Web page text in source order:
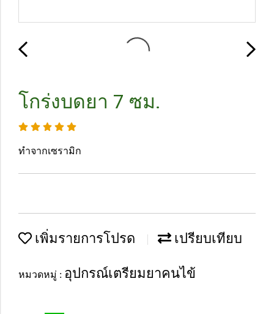
โกร่งบดยา 7 ซม.
ทำจากเซรามิก
เพิ่มรายการโปรด เปรียบเทียบ
หมวดหมู่ : อุปกรณ์เตรียมยาคนไข้